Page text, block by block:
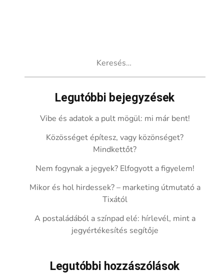
Legutóbbi bejegyzések
Vibe és adatok a pult mögül: mi már bent!
Közösséget építesz, vagy közönséget?
Mindkettőt?
Nem fogynak a jegyek? Elfogyott a figyelem!
Mikor és hol hirdessek? – marketing útmutató a
Tixától
A postaládából a színpad elé: hírlevél, mint a
jegyértékesítés segítője
Legutóbbi hozzászólások